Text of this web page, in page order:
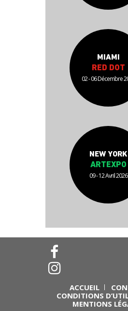
MIAMI
RED DOT
02 - 06 Décembre
NEW YORK
ARTEXPO
09 - 12 Avril 2026
ACCUEIL
CONDITIONS
MENTIONS